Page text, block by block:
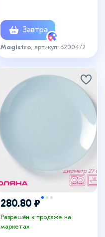
Завтра
Magistro , артикул: 5200472
280.80 ₽
Разрешён к продаже на
маркетах